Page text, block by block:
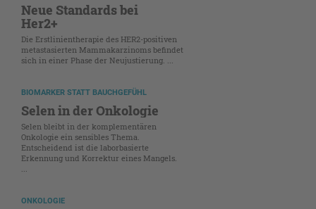
Neue Standards bei
Her2+
Die Erstlinientherapie des HER2-positiven
metastasierten Mammakarzinoms befindet
sich in einer Phase der Neujustierung. ...
BIOMARKER STATT BAUCHGEFÜHL
Selen in der Onkologie
Selen bleibt in der komplementären
Onkologie ein sensibles Thema.
Entscheidend ist die laborbasierte
Erkennung und Korrektur eines Mangels.
ONKOLOGIE